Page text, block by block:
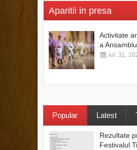
Aparitii in presa
Activitate
a
iul. 31,
Popular Latest
Rezultate
Festivalul